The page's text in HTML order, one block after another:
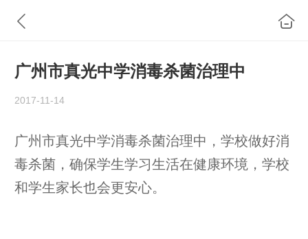
广州市真光中学消毒杀菌治理中
2017-11-14
广州市真光中学消毒杀菌治理中，学校做好消
毒杀菌，确保学生学习生活在健康环境，学校
和学生家长也会更安心。